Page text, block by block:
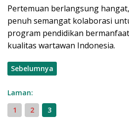
Pertemuan berlangsung
penuh semangat kolaborasi
program pendidikan
kualitas wartawan Indonesia.
Sebelumnya
Laman:
1
2 3